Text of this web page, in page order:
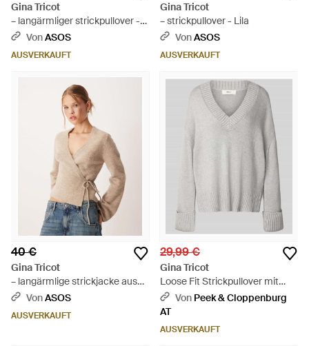
Gina Tricot
– langärmliger strickpullover -
GrauVonASOS
AUSVERKAUFT
Gina Tricot
– strickpullover - Lila
VonASOS
AUSVERKAUFT
40 €
Gina Tricot
– langärmlige strickjacke aus
alpakawolle - Natur
VonASOS
AUSVERKAUFT
29,99 €
Gina Tricot
Loose Fit Strickpullover mit
Woll-Anteil - Grau
Von Peek & Cloppenburg
AT
AUSVERKAUFT